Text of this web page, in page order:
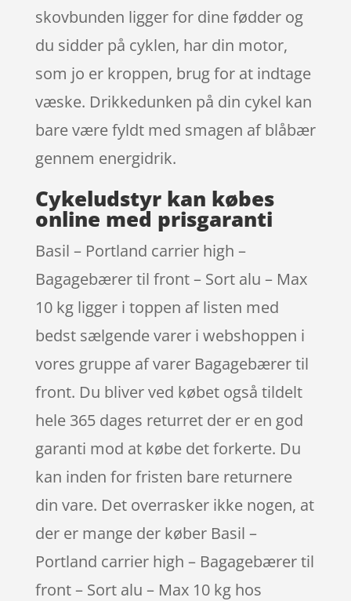
skovbunden ligger for dine fødder og
du sidder på cyklen, har din motor,
som jo er kroppen, brug for at indtage
væske. Drikkedunken på din cykel kan
bare være fyldt med smagen af blåbær
gennem energidrik.
Cykeludstyr kan købes
online med prisgaranti
Basil – Portland carrier high –
Bagagebærer til front – Sort alu – Max
10 kg ligger i toppen af listen med
bedst sælgende varer i webshoppen i
vores gruppe af varer Bagagebærer til
front. Du bliver ved købet også tildelt
hele 365 dages returret der er en god
garanti mod at købe det forkerte. Du
kan inden for fristen bare returnere
din vare. Det overrasker ikke nogen, at
der er mange der køber Basil –
Portland carrier high – Bagagebærer til
front – Sort alu – Max 10 kg hos